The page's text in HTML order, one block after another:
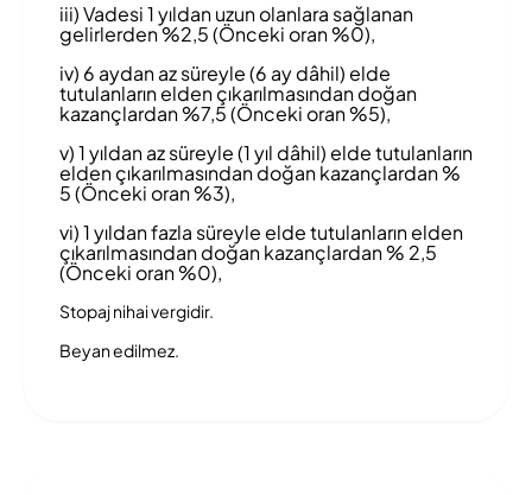
iii) Vadesi 1 yıldan uzun olanlara sağlanan
gelirlerden %2,5 (Önceki oran %0),
iv) 6 aydan az süreyle (6 ay dâhil) elde
tutulanların elden çıkarılmasından doğan
kazançlardan %7,5 (Önceki oran %5),
v) 1 yıldan az süreyle (1 yıl dâhil) elde tutulanların
elden çıkarılmasından doğan kazançlardan %
5 (Önceki oran %3),
vi) 1 yıldan fazla süreyle elde tutulanların elden
çıkarılmasından doğan kazançlardan % 2,5
(Önceki oran %0),
Stopaj nihai vergidir.
Beyan edilmez.